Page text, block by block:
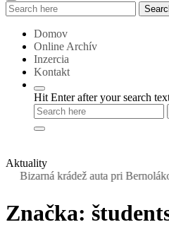
Search
for:
Domov
Online Archív
Inzercia
Kontakt
Hit Enter after your search
Aktuality
krádež auta pri Bernolákove:
Značka: